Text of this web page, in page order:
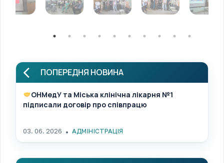
ПОПЕРЕДНЯ НОВИНА
ОНМедУ та Міська клінічна лікарня №1
підписали договір про співпрацю
03. 06. 2026 АДМІНІСТРАЦІЯ